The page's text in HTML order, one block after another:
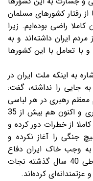
رفتار کشورهای مسلمان
راضی بوده‌ایم. زیرا
ایران داشته‌اند و به
با تعامل با این کشورها
به اینکه ملت ایران در
حمله به جایی را نداشته، گفت:
رهبری در هر لباسی
اعم از نظارت، سیاست، ریاست جمهوری و اکنون هم بیش از 35
از خطرات دور کرده و
را آغاز نکرده و
به وجب خاک ایران دفاع
کرده و کشور را از تندباد حوادث در طی 40 سال گذشته نجات
عزتمندانه‌ای کرده‌اند.